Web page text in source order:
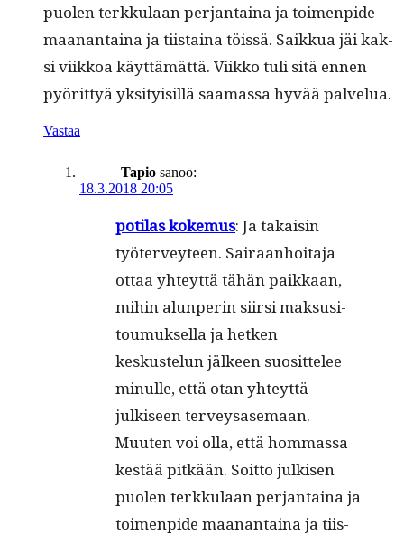
puolen terkku­laan per­jan­taina ja toimen­pide
maanan­taina ja tiis­taina töis­sä. Saikkua jäi kak­
si viikkoa käyt­tämät­tä. Viikko tuli sitä ennen
pyörit­tyä yksi­ty­isil­lä saa­mas­sa hyvää palvelua.
Vastaa
Tapio sanoo:
18.3.2018 20:05
poti­las koke­mus: Ja takaisin
työter­vey­teen. Sairaan­hoita­ja
ottaa yhteyt­tä tähän paikkaan,
mihin alun­perin siir­si mak­susi­
toumuk­sel­la ja het­ken
keskustelun jäl­keen suosit­telee
min­ulle, että otan yhteyt­tä
julkiseen ter­veysase­maan.
Muuten voi olla, että hom­mas­sa
kestää pitkään. Soit­to julkisen
puolen terkku­laan per­jan­taina ja
toimen­pide maanan­taina ja tiis­